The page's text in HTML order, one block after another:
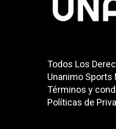
Todos Los
Unanimo Sports
Términos y
Políticas de